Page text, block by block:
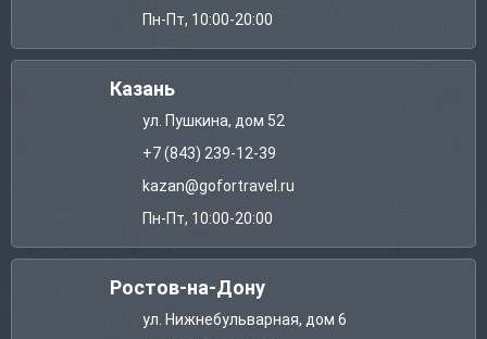
Пн-Пт, 10:00-20:00
Казань
ул. Пушкина, дом 52
+7 (843) 239-12-39
kazan@gofortravel.ru
Пн-Пт, 10:00-20:00
Ростов-на-Дону
ул. Нижнебульварная, дом 6